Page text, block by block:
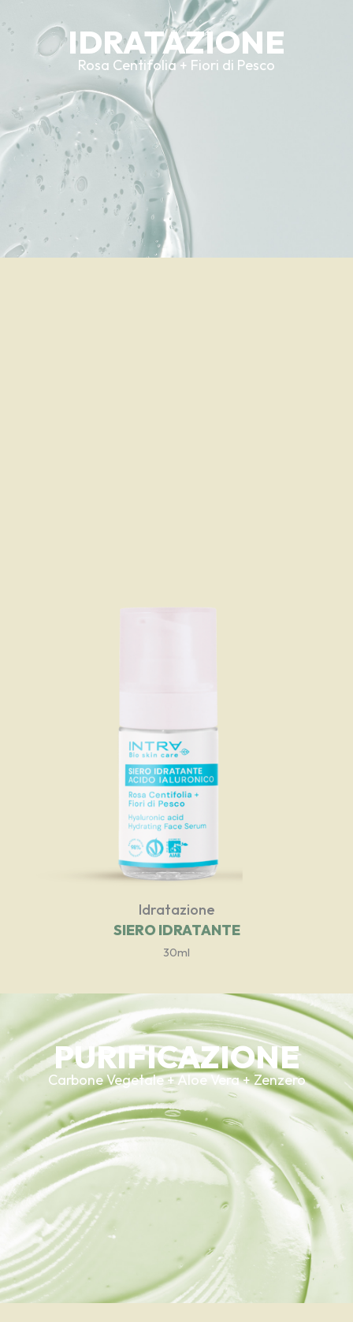
IDRATAZIONE
Rosa Centifolia + Fiori di Pesco
Idratazione
SIERO IDRATANTE
30ml
PURIFICAZIONE
Carbone Vegetale + Aloe Vera + Zenzero